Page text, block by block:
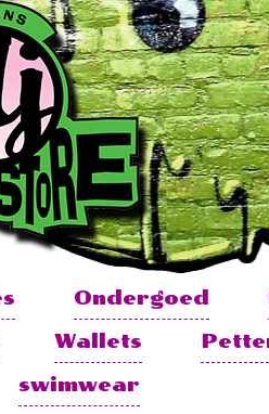
Ondergoed
Wallets
swimwear